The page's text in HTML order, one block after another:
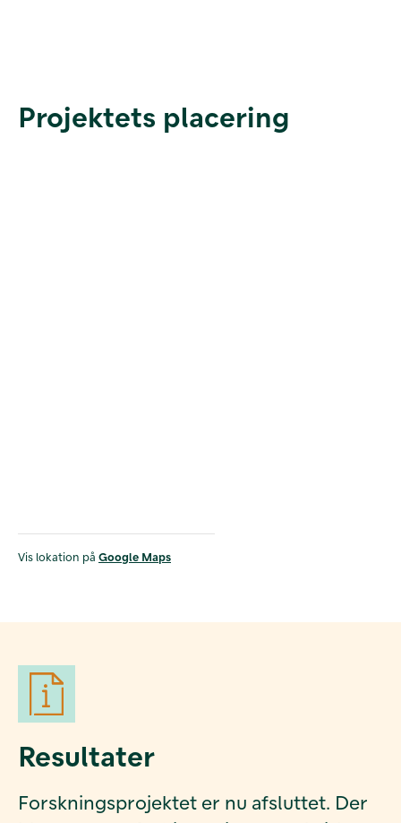
Projektets placering
Vis lokation på Google Maps
Resultater
Forskningsprojektet er nu afsluttet. Der